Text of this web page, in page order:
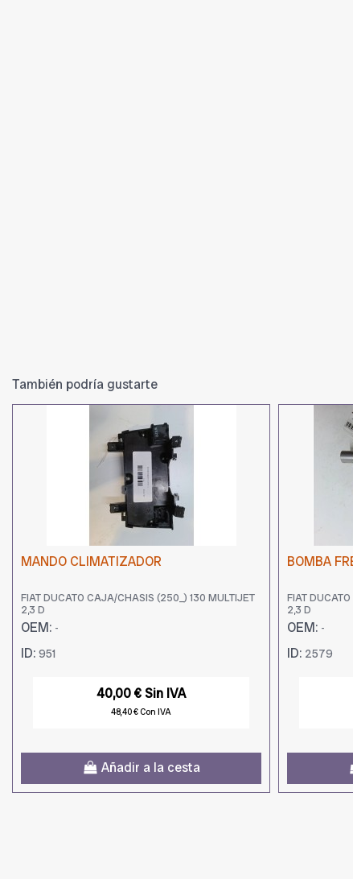
También podría gustarte
MANDO CLIMATIZADOR
FIAT DUCATO CAJA/CHASIS (250_) 130 MULTIJET
2,3 D
OEM: -
ID: 951
40,00 € Sin IVA
48,40 € Con IVA
Añadir a la cesta
BOMBA
FIAT
2,3 D
OEM: -
ID: 2579